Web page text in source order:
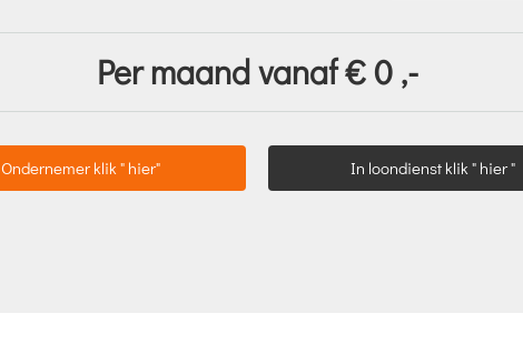
Per maand vanaf € 0 ,-
Ondernemer klik " hier" In loondienst klik " hier "